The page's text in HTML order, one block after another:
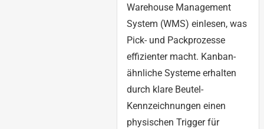
Warehouse Management
System (WMS) einlesen, was
Pick- und Packprozesse
effizienter macht. Kanban-
ähnliche Systeme erhalten
durch klare Beutel-
Kennzeichnungen einen
physischen Trigger für